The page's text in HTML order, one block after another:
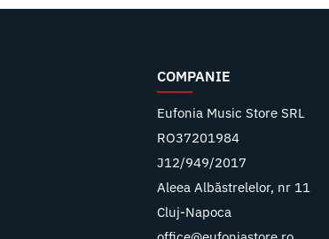
COMPANIE
Eufonia Music Store SRL
RO37201984
J12/949/2017
Aleea Albăstrelelor, nr 11
Cluj-Napoca